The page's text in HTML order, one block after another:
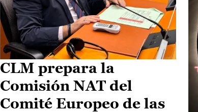
CLM prepara la
Comisión NAT del
Comité Europeo de las